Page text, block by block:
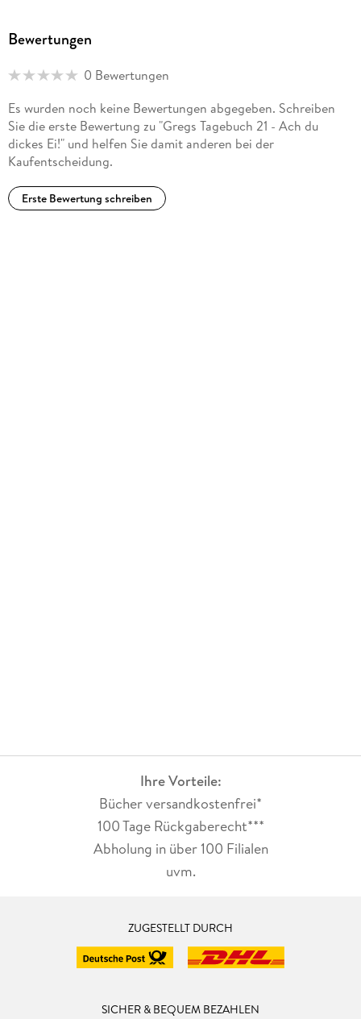
Bewertungen
0 Bewertungen
Es wurden noch keine Bewertungen abgegeben. Schreiben
Sie die erste Bewertung zu "Gregs Tagebuch 21 - Ach du
dickes Ei!" und helfen Sie damit anderen bei der
Kaufentscheidung.
Erste Bewertung schreiben
Ihre Vorteile:
Bücher versandkostenfrei*
100 Tage Rückgaberecht***
Abholung in über 100 Filialen
uvm.
ZUGESTELLT DURCH
SICHER & BEQUEM BEZAHLEN